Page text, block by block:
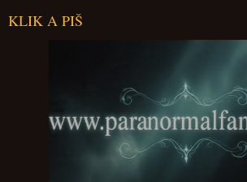
KLIK A PIŠ